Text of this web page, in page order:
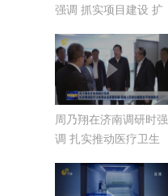
强调 抓实项目建设 扩
绿色低碳高质量发展
周乃翔在济南调研时强
调 扎实推动医疗卫生
人民群众健康水平持续